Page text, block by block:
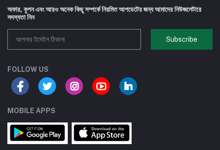
অফার, কুপন এবং আরও অনেক কিছু সম্পর্কে নিয়মিত আপডেটের জন্য আমাদের নিউজলেটারে
সদস্যতা নিন
Subscribe
FOLLOW US
MOBILE APPS